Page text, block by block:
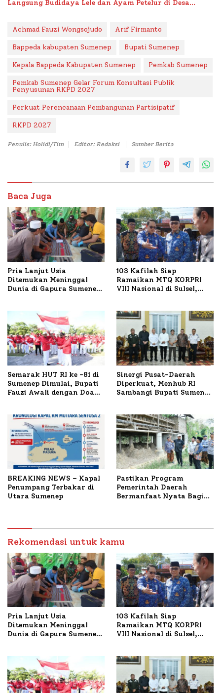
Langsung Budidaya Lele dan Ayam Petelur di Desa
Achmad Fauzi Wongsojudo Arif Firmanto
Bappeda kabupaten Sumenep Bupati Sumenep
Kepala Bappeda Kabupaten Sumenep Pemkab Sumenep
Pemkab Sumenep Gelar Forum Konsultasi Publik
Penyusunan RKPD 2027
Perkuat Perencanaan Pembangunan Partisipatif
RKPD 2027
Penulis: Holidi/Tim Editor: Redaksi Sumber Berita
Baca Juga
Pria Lanjut Usia
Ditemukan Meninggal
Dunia di Gapura Sumenep,
103 Kafilah Siap
Ramaikan MTQ KORPRI
VIII Nasional di Sulsel,
Semarak HUT RI ke -81 di
Sumenep Dimulai, Bupati
Fauzi Awali dengan Doa
Sinergi Pusat-Daerah
Diperkuat, Menhub RI
Sambangi Bupati Sumenep
BREAKING NEWS – Kapal
Penumpang Terbakar di
Utara Sumenep
Pastikan Program
Pemerintah Daerah
Bermanfaat Nyata Bagi
Petelur di Desa Bataal
Timur
Rekomendasi untuk kamu
Pria Lanjut Usia
Ditemukan Meninggal
Dunia di Gapura Sumenep,
103 Kafilah Siap
Ramaikan MTQ KORPRI
VIII Nasional di Sulsel,